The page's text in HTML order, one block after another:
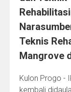
Teknis
Mangrove
Kulon Progo -
kembali